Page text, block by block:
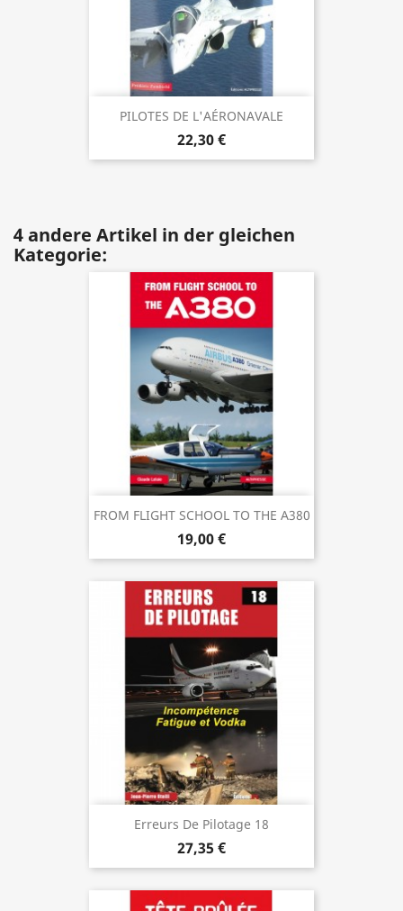
PILOTES DE L'AÉRONAVALE
22,30 €
4 andere Artikel in der gleichen
Kategorie:
FROM FLIGHT SCHOOL TO THE A380
19,00 €
Erreurs De Pilotage 18
27,35 €